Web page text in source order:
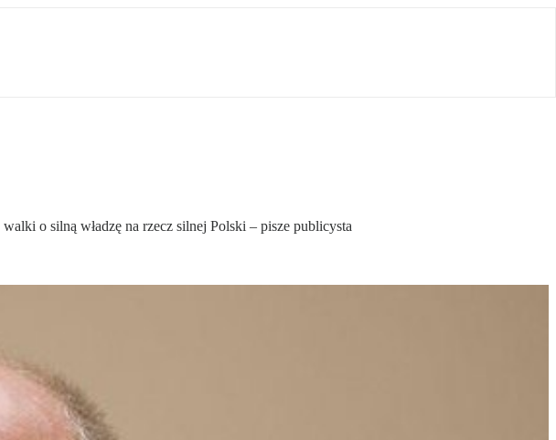
o silną władzę na rzecz silnej Polski – pisze publicysta